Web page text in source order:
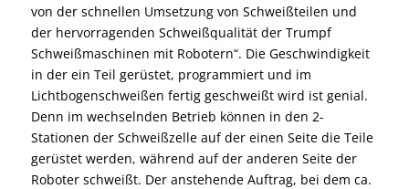
von der schnellen Umsetzung von Schweißteilen und
der hervorragenden Schweißqualität der Trumpf
Schweißmaschinen mit Robotern“. Die Geschwindigkeit
in der ein Teil gerüstet, programmiert und im
Lichtbogenschweißen fertig geschweißt wird ist genial.
Denn im wechselnden Betrieb können in den 2-
Stationen der Schweißzelle auf der einen Seite die Teile
gerüstet werden, während auf der anderen Seite der
Roboter schweißt. Der anstehende Auftrag, bei dem ca.